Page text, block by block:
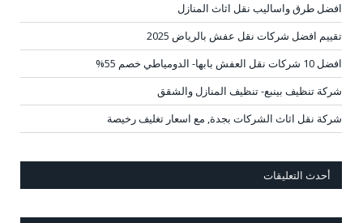
افضل طرق واساليب نقل اثاث المنازل
تقييم افضل شركات نقل عفش بالرياض 2025
افضل 10 شركات نقل العفش بابها- الدومياطي خصم 55%
شركة تنظيف بينبع- تنظيف المنازل والشقق
شركة نقل اثاث الشركات بجدة, مع اسعار تغليف رخيصة
أحدث التعليقات